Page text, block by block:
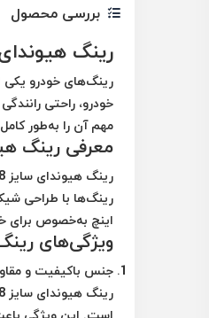
بررسی محصول
رینگ هیوندای سایز 18 کد 149:
رینگ‌های خودرو یکی
مهم آن را به‌طور
معرفی رینگ
اینچ به‌خصوص برای
ویژگی‌های رینگ
جنس باکیفیت و